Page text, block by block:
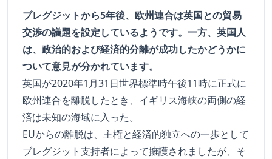
ブレグジットから5年後、欧州連合は英国との貿易
交渉の議題を設定しているようです。一方、英国人
は、政治的および経済的分離が成功したかどうかに
ついて意見が分かれています。
英国が2020年1月31日世界標準時午後11時に正式に
欧州連合を離脱したとき、イギリス海峡の両側の経
済は未知の海域に入った。
EUからの離脱は、主権と経済的独立への一歩として
ブレグジット支持者によって擁護されましたが、そ